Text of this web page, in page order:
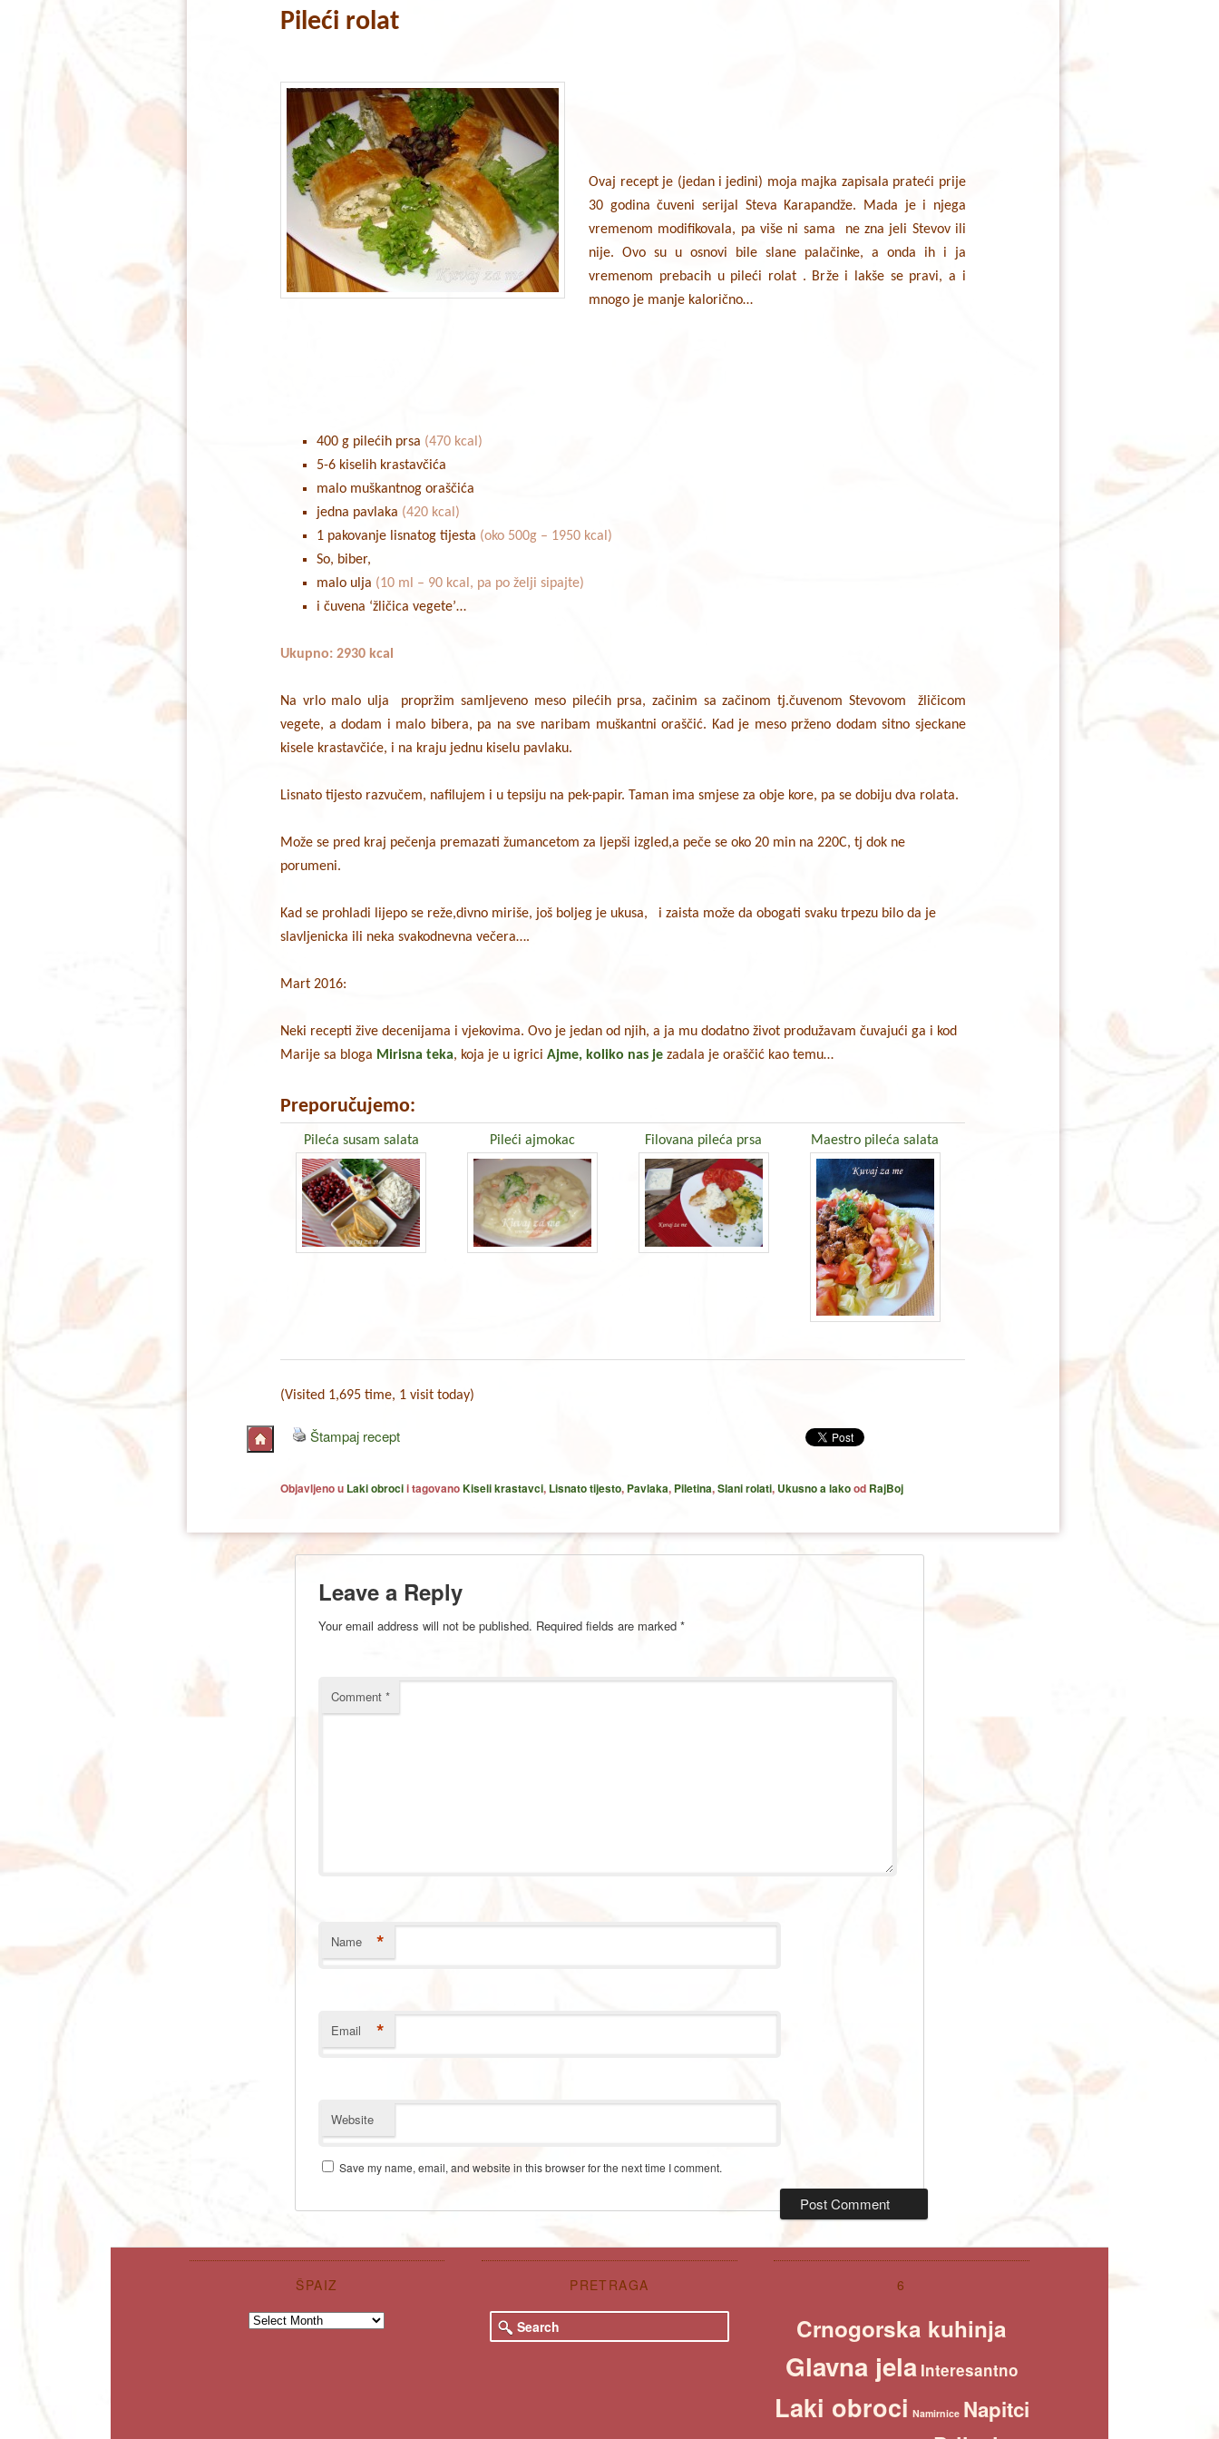
Pileći rolat
Ovaj recept je (jedan i jedini) moja majka zapisala prateći prije
30 godina čuveni serijal Steva Karapandže. Mada je i njega
vremenom modifikovala, pa više ni sama ne zna jeli Stevov ili
nije. Ovo su u osnovi bile slane palačinke, a onda ih i ja
vremenom prebacih u pileći rolat . Brže i lakše se pravi, a i
mnogo je manje kalorično…
400 g pilećih prsa (470 kcal)
5-6 kiselih krastavčića
malo muškantnog oraščića
jedna pavlaka (420 kcal)
1 pakovanje lisnatog tijesta (oko 500g – 1950 kcal)
So, biber,
malo ulja (10 ml – 90 kcal, pa po želji sipajte)
i čuvena ‘žličica vegete’…
Ukupno: 2930 kcal
Na vrlo malo ulja propržim samljeveno meso pilećih prsa, začinim sa začinom tj.čuvenom Stevovom žličicom
vegete, a dodam i malo bibera, pa na sve naribam muškantni oraščić. Kad je meso prženo dodam sitno sjeckane
kisele krastavčiće, i na kraju jednu kiselu pavlaku.
Lisnato tijesto razvučem, nafilujem i u tepsiju na pek-papir. Taman ima smjese za obje kore, pa se dobiju dva rolata.
Može se pred kraj pečenja premazati žumancetom za ljepši izgled,a peče se oko 20 min na 220C, tj dok ne
porumeni.
Kad se prohladi lijepo se reže,divno miriše, još boljeg je ukusa, i zaista može da obogati svaku trpezu bilo da je
slavljenicka ili neka svakodnevna večera….
Mart 2016:
Neki recepti žive decenijama i vjekovima. Ovo je jedan od njih, a ja mu dodatno život produžavam čuvajući ga i kod
Marije sa bloga Mirisna teka, koja je u igriciAjme, koliko nas je zadala je oraščić kao temu…
Preporučujemo:
Pileća susam salata Pileći ajmokac Filovana pileća prsa Maestro pileća salata
(Visited 1,695 time, 1 visit today)
Štampaj recept
Objavljeno u Laki obrocii tagovanoKiseli krastavci, Lisnato tijesto, Pavlaka, Piletina,Slani rolati, Ukusno a lakood RajBoj
Leave a Reply
Your email address will not be published. Required fields are marked *
Comment *
Name *
Email *
Website
Save my name, email, and website in this browser for the next time I comment.
ŠPAIZ
Špaiz
PRETRAGA
e
6
Crnogorska kuhinja
Glavna jela Interesantno
Laki obroci Namirnice Napitci